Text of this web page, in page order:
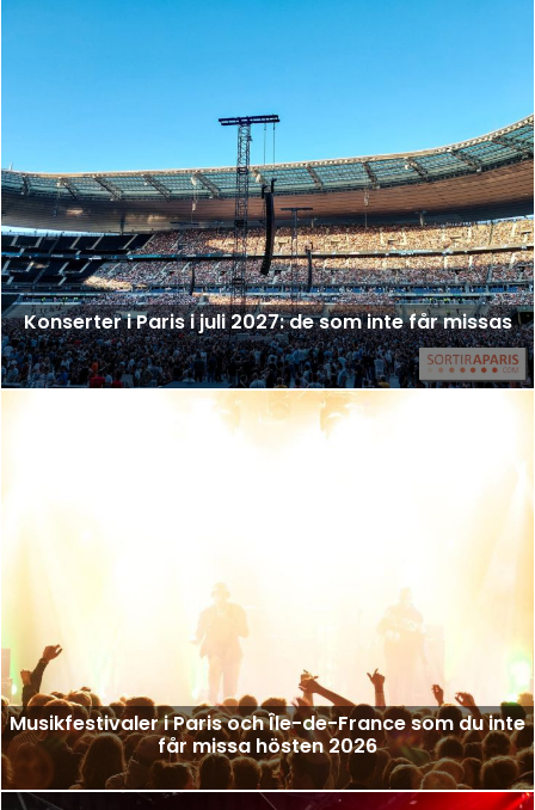
Konserter i Paris i juli 2027: de som inte får missas
Musikfestivaler i Paris och Île-de-France som du inte
får missa hösten 2026